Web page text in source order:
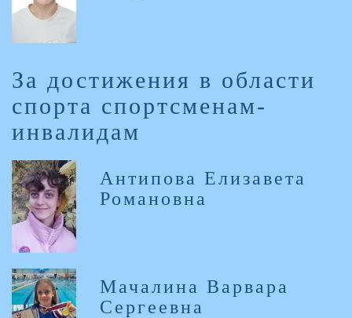
За достижения в области
спорта спортсменам-
инвалидам
Антипова Елизавета
Романовна
Мачалина Варвара
Сергеевна